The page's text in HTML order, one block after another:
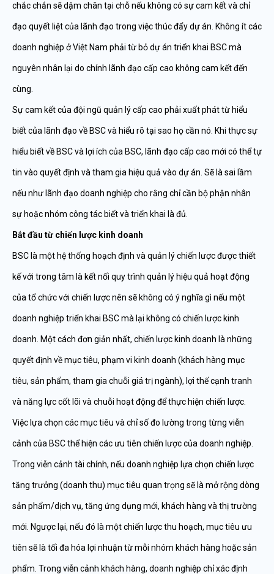
chắc chắn sẽ dậm chân tại chỗ nếu không có sự cam kết và chỉ
đạo quyết liệt của lãnh đạo trong việc thúc đẩy dự án. Không ít các
doanh nghiệp ở Việt Nam phải từ bỏ dự án triển khai BSC mà
nguyên nhân lại do chính lãnh đạo cấp cao không cam kết đến
cùng.
Sự cam kết của đội ngũ quản lý cấp cao phải xuất phát từ hiểu
biết của lãnh đạo về BSC và hiểu rõ tại sao họ cần nó. Khi thực sự
hiểu biết về BSC và lợi ích của BSC, lãnh đạo cấp cao mới có thể tự
tin vào quyết định và tham gia hiệu quả vào dự án. Sẽ là sai lầm
nếu như lãnh đạo doanh nghiệp cho rằng chỉ cần bộ phận nhân
sự hoặc nhóm công tác biết và triển khai là đủ.
Bắt đầu từ chiến lược kinh doanh
BSC là một hệ thống hoạch định và quản lý chiến lược được thiết
kế với trong tâm là kết nối quy trình quản lý hiệu quả hoạt động
của tổ chức với chiến lược nên sẽ không có ý nghĩa gì nếu một
doanh nghiệp triển khai BSC mà lại không có chiến lược kinh
doanh. Một cách đơn giản nhất, chiến lược kinh doanh là những
quyết định về mục tiêu, phạm vi kinh doanh (khách hàng mục
tiêu, sản phẩm, tham gia chuỗi giá trị ngành), lợi thế cạnh tranh
và năng lực cốt lõi và chuỗi hoạt động để thực hiện chiến lược.
Việc lựa chọn các mục tiêu và chỉ số đo lường trong từng viễn
cảnh của BSC thể hiện các ưu tiên chiến lược của doanh nghiệp.
Trong viễn cảnh tài chính, nếu doanh nghiệp lựa chọn chiến lược
tăng trưởng (doanh thu) mục tiêu quan trọng sẽ là mở rộng dòng
sản phẩm/dịch vụ, tăng ứng dụng mới, khách hàng và thị trường
mới. Ngược lại, nếu đó là một chiến lược thu hoạch, mục tiêu ưu
tiên sẽ là tối đa hóa lợi nhuận từ mỗi nhóm khách hàng hoặc sản
phẩm. Trong viễn cảnh khách hàng, doanh nghiệp chỉ xác định